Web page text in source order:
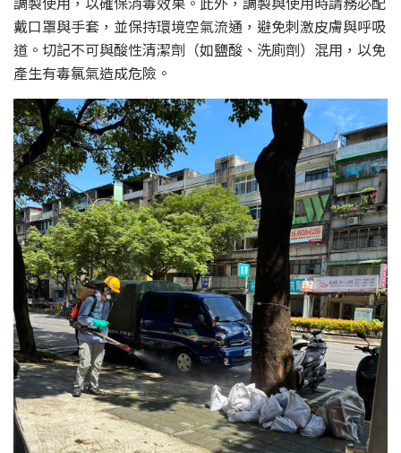
戴口罩與手套，並保持環境空氣流通，避免刺激皮膚與呼吸
道。切記不可與酸性清潔劑（如鹽酸、洗廁劑）混用，以免
產生有毒氯氣造成危險。